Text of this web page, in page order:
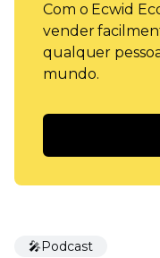
Com o Ecwid
vender
qualquer
mundo.
🎤Podcast